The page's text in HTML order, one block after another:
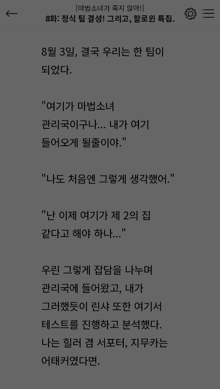
[마법소녀가 죽지 않아!]
8화: 정식 팀 결성! 그리고, 할로윈 특집.
8월 3일, 결국 우리는 한 팀이
되었다.
"여기가 마법소녀
관리국이구나... 내가 여기
들어오게 될줄이야."
"나도 처음엔 그렇게 생각했어."
"난 이제 여기가 제 2의 집
같다고 해야 하나..."
우린 그렇게 잡담을 나누며
관리국에 들어왔고, 내가
그러했듯이 린샤 또한 여기서
테스트를 진행하고 분석했다.
나는 힐러 겸 서포터, 지무카는
어태커였다면.